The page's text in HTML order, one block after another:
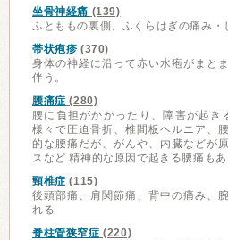
坐骨神経痛 (139)
ふとももの裏側、ふくらはぎの痛み・
帯状疱疹 (370)
身体の神経に沿って赤い水疱がまと
伴う。
腰痛症 (280)
腰に負担がかかったり、障害が起き
様々で圧迫骨折、椎間板ヘルニア、
的な腰痛だが、がんや、内臓などが
スなど 精神的な原因で起きる腰痛もあ
頸椎症 (115)
後頭部痛、肩関節痛、背中の痛み、
れる
脊柱管狭窄症 (220)